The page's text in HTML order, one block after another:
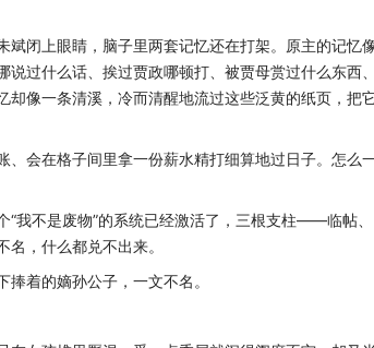
闭上眼睛，脑子里两套记忆还在打架。原主的记忆
过什么话、挨过贾政哪顿打、被贾母赏过什么东西、
像一条清溪，冷而清醒地流过这些泛黄的纸页，把
会在格子间里拿一份薪水精打细算地过日子。怎么
不是废物”的系统已经激活了，三根支柱——临帖、
，什么都兑不出来。
着的嫡孙公子，一文不名。